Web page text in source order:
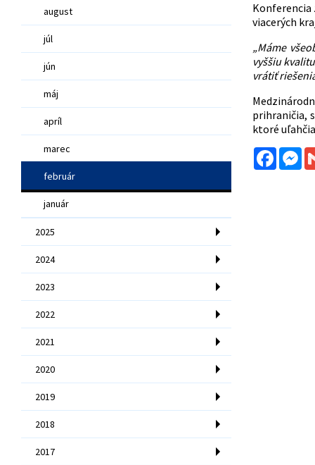
august
júl
jún
máj
apríl
marec
február
január
2025
2024
2023
2022
2021
2020
2019
2018
2017
Konferencia
viacerých
„Máme
vyššiu
vrátiť
prihraničia,
ktoré